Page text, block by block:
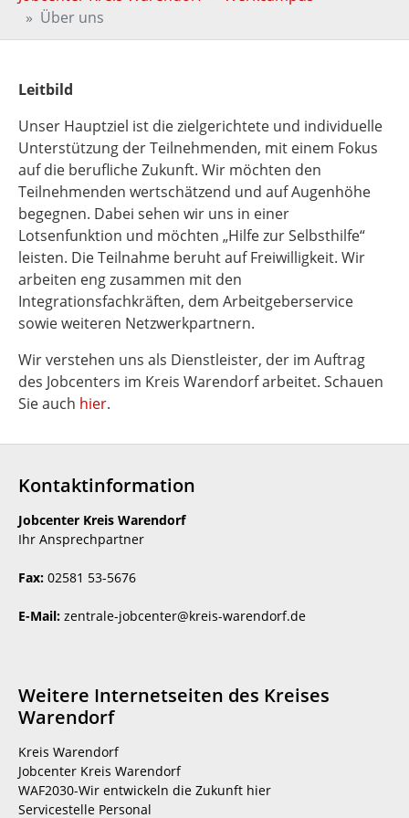
Über uns
Leitbild
Unser Hauptziel ist die zielgerichtete und individuelle
Unterstützung der Teilnehmenden, mit einem Fokus
auf die berufliche Zukunft. Wir möchten den
Teilnehmenden wertschätzend und auf Augenhöhe
begegnen. Dabei sehen wir uns in einer
Lotsenfunktion und möchten „Hilfe zur Selbsthilfe“
leisten. Die Teilnahme beruht auf Freiwilligkeit. Wir
arbeiten eng zusammen mit den
Integrationsfachkräften, dem Arbeitgeberservice
sowie weiteren Netzwerkpartnern.
Wir verstehen uns als Dienstleister, der im Auftrag
des Jobcenters im Kreis Warendorf arbeitet. Schauen
Sie auch hier.
Kontaktinformation
Jobcenter Kreis Warendorf
Ihr Ansprechpartner
Fax: 02581 53-5676
E-Mail: zentrale-jobcenter@kreis-warendorf.de
Weitere Internetseiten des Kreises
Warendorf
Kreis Warendorf
Jobcenter Kreis Warendorf
WAF2030-Wir entwickeln die Zukunft hier
Servicestelle Personal